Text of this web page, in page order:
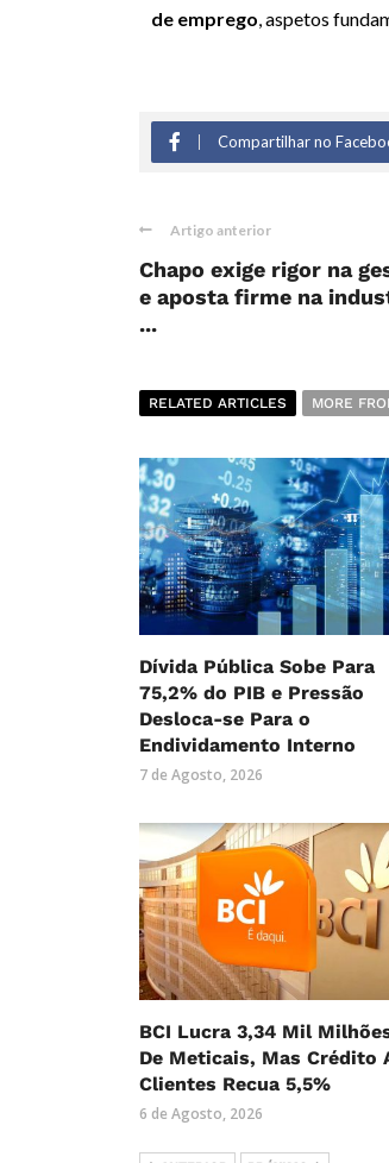
de emprego, aspetos
Compartilhar no
Artigo anterior
Chapo exige rigor na
e aposta firme na
...
RELATED ARTICLES MORE
Dívida Pública Sobe Para
75,2% do PIB e Pressão
Desloca-se Para o
Endividamento Interno
7 de Agosto, 2026
BCI Lucra 3,34 Mil
De Meticais, Mas Crédito
Clientes Recua 5,5%
6 de Agosto, 2026